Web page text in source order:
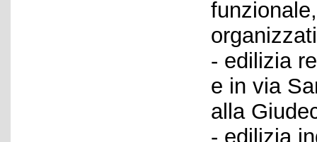
- edilizia
e in via
alla
- edilizia